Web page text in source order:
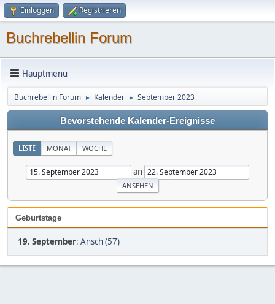
Einloggen Registrieren
Buchrebellin Forum
Hauptmenü
Buchrebellin Forum ► Kalender ► September 2023
Bevorstehende Kalender-Ereignisse
LISTE MONAT WOCHE
an
Geburtstage
19. September: Ansch (57)